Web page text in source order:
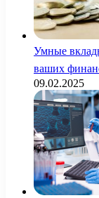
Умные
ваших
09.02.2025